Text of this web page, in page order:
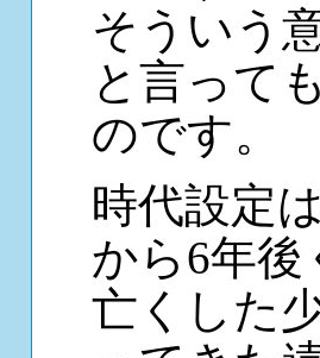
そういう
と言って
のです。
時代設定
から6年
亡くした